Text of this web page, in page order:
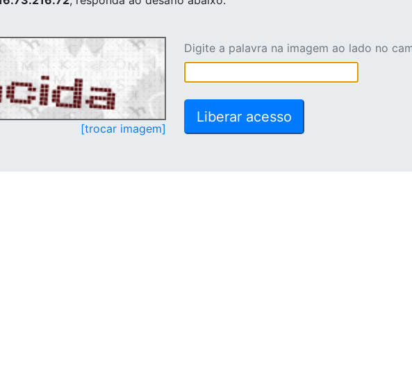
[trocar imagem]
Digite a palavra na imagem ao lado no